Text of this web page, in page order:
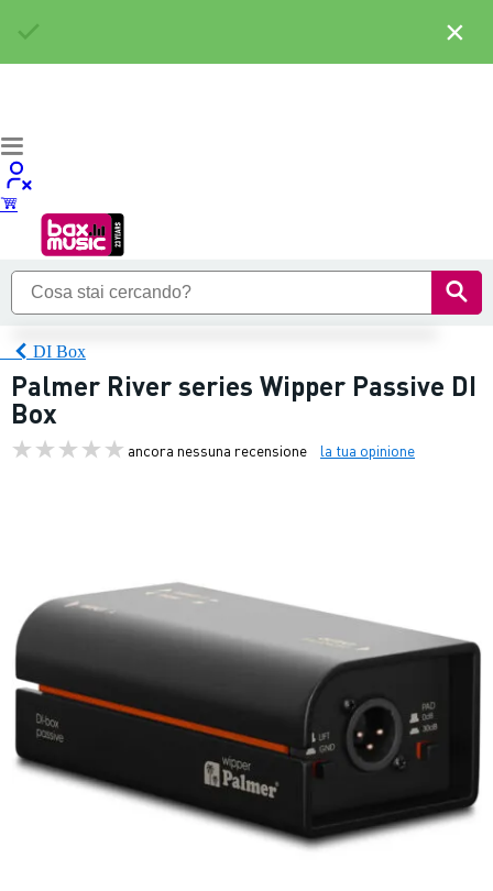
DI Box
Palmer River series Wipper Passive DI
Box
ancora nessuna recensione la tua opinione
×